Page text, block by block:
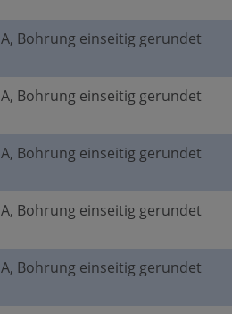
A, Bohrung einseitig gerundet
A, Bohrung einseitig gerundet
A, Bohrung einseitig gerundet
A, Bohrung einseitig gerundet
A, Bohrung einseitig gerundet